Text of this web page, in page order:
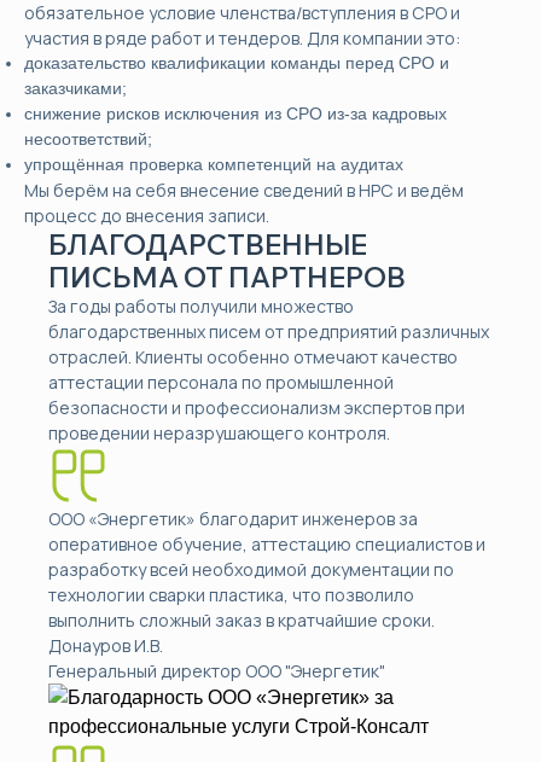
обязательное условие членства/вступления в СРО и
участия в ряде работ и тендеров. Для компании это:
доказательство квалификации команды перед СРО и
заказчиками;
снижение рисков исключения из СРО из-за кадровых
несоответствий;
упрощённая проверка компетенций на аудитах
Мы берём на себя внесение сведений в НРС и ведём
процесс до внесения записи.
БЛАГОДАРСТВЕННЫЕ
ПИСЬМА ОТ ПАРТНЕРОВ
За годы работы получили множество
благодарственных писем от предприятий различных
отраслей. Клиенты особенно отмечают качество
аттестации персонала по промышленной
безопасности и профессионализм экспертов при
проведении неразрушающего контроля.
ООО «Энергетик» благодарит инженеров за
оперативное обучение, аттестацию специалистов и
разработку всей необходимой документации по
технологии сварки пластика, что позволило
выполнить сложный заказ в кратчайшие сроки.
Донауров И.В.
Генеральный директор ООО "Энергетик"